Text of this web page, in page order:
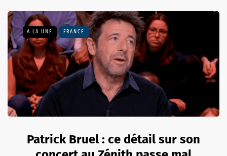
A LA UNE FRANCE
Patrick Bruel : ce détail sur son